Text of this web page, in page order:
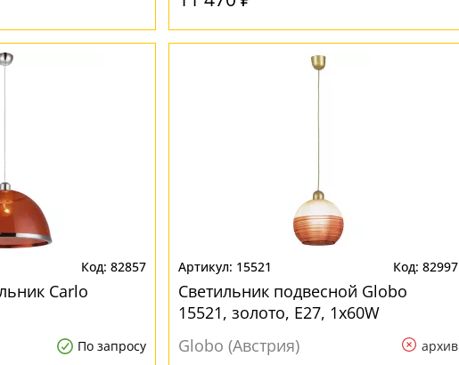
82857
Carlo
По запросу
15521 82997
Светильник подвесной Globo
15521, золото, E27, 1x60W
Globo (Австрия)
архив